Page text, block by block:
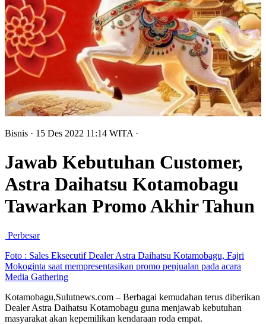
Bisnis · 15 Des 2022 11:14 WITA ·
Jawab Kebutuhan Customer,
Astra Daihatsu Kotamobagu
Tawarkan Promo Akhir Tahun
Perbesar
Foto : Sales Eksecutif Dealer Astra Daihatsu Kotamobagu, Fajri
Mokoginta saat mempresentasikan promo penjualan pada acara
Media Gathering
Kotamobagu,Sulutnews.com – Berbagai kemudahan terus diberikan
Dealer Astra Daihatsu Kotamobagu guna menjawab kebutuhan
masyarakat akan kepemilikan kendaraan roda empat.